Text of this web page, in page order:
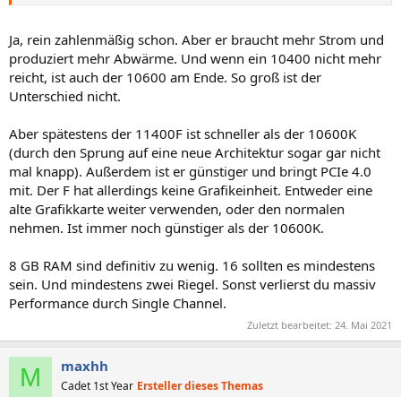
Ja, rein zahlenmäßig schon. Aber er braucht mehr Strom und
produziert mehr Abwärme. Und wenn ein 10400 nicht mehr
reicht, ist auch der 10600 am Ende. So groß ist der
Unterschied nicht.
Aber spätestens der 11400F ist schneller als der 10600K
(durch den Sprung auf eine neue Architektur sogar gar nicht
mal knapp). Außerdem ist er günstiger und bringt PCIe 4.0
mit. Der F hat allerdings keine Grafikeinheit. Entweder eine
alte Grafikkarte weiter verwenden, oder den normalen
nehmen. Ist immer noch günstiger als der 10600K.
8 GB RAM sind definitiv zu wenig. 16 sollten es mindestens
sein. Und mindestens zwei Riegel. Sonst verlierst du massiv
Performance durch Single Channel.
Zuletzt bearbeitet: 24. Mai 2021
M maxhh
Cadet 1st Year Ersteller dieses Themas